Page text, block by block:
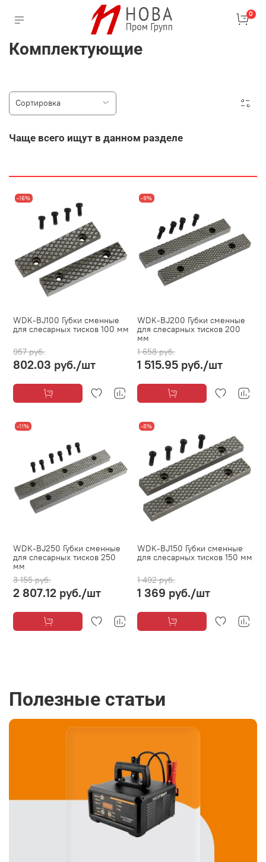
0
Комплектующие
Чаще всего ищут в данном разделе
-16%
WDK-BJ100 Губки сменные
для слесарных тисков 100 мм
957 руб.
802.03 руб./шт
-9%
WDK-BJ200 Губки сменные
для слесарных тисков 200
мм
1 658 руб.
1 515.95 руб./шт
-11%
WDK-BJ250 Губки сменные
для слесарных тисков 250
мм
3 155 руб.
2 807.12 руб./шт
-8%
WDK-BJ150 Губки сменные
для слесарных тисков 150 мм
1 492 руб.
1 369 руб./шт
Полезные статьи